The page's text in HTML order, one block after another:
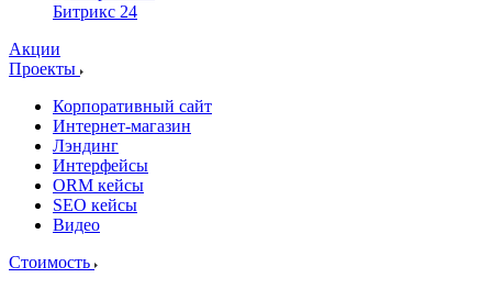
Битрикс 24
Акции
Проекты
Корпоративный сайт
Интернет-магазин
Лэндинг
Интерфейсы
ORM кейсы
SEO кейсы
Видео
Стоимость